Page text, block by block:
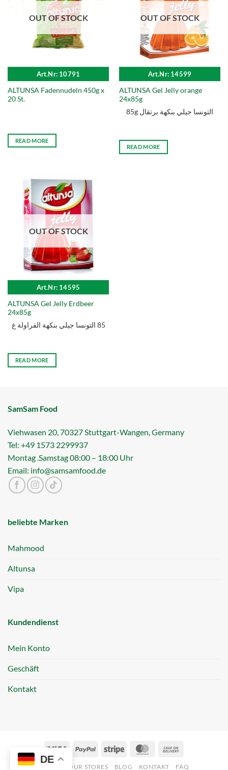
OUT OF STOCK
Art.Nr: 10791
ALTUNSA Fadennudeln 450g x
20 St.
READ MORE
OUT OF STOCK
Art.Nr: 14599
ALTUNSA Gel Jelly orange
24x85g
85g التونسا جيلي بنكهة برتقال
READ MORE
OUT OF STOCK
Art.Nr: 14595
ALTUNSA Gel Jelly Erdbeer
24x85g
85 التونسا جيلي بنكھة الفراولة غ
READ MORE
SamSam Food
Viehwasen 20, 70327 Stuttgart-Wangen, Germany
Tel: +49 1573 2299937
Montag .Samstag 08:00 – 18:00 Uhr
Email: info@samsamfood.de
beliebte Marken
Mahmood
Altunsa
Vipa
Kundendienst
Mein Konto
Geschäft
Kontakt
Visa PayPal Stripe MasterCard
OUR STORES BLOG KONTAKT FAQ
DE